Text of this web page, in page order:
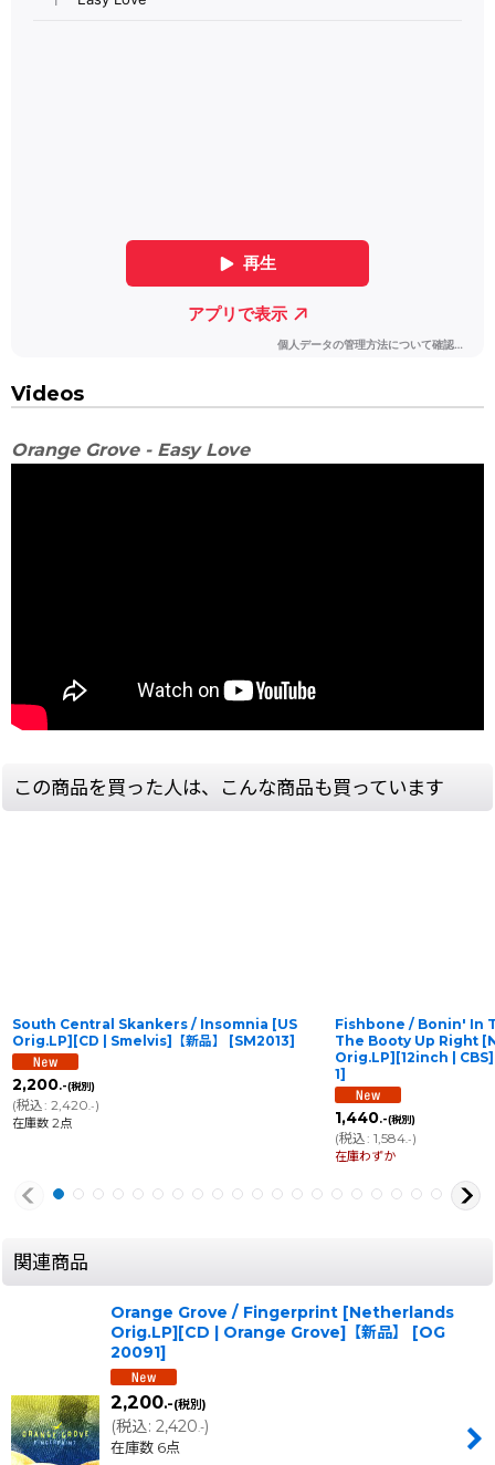
Videos
Orange Grove - Easy Love
この商品を買った人は、こんな商品も買っています
South Central Skankers / Insomnia [US
Orig.LP][CD | Smelvis]【新品】
[SM2013]
2,200.-(税別)
(税込: 2,420 .-)
在庫数 2点
Fishbone / Bonin' In
The Booty Up Right
Orig.LP][12inch | CBS]
1]
1,440.-(税別)
(税込: 1,584.-)
在庫わずか
関連商品
Orange Grove / Fingerprint [Netherlands
Orig.LP][CD | Orange Grove]【新品】
[OG
20091]
2,200.-(税別)
(税込: 2,420.-)
在庫数 6点